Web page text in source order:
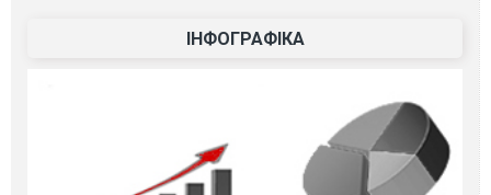
ІНФОГРАФІКА